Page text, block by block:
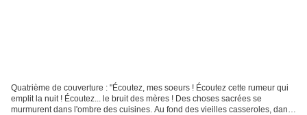
Quatrième de couverture : "Écoutez, mes soeurs ! Écoutez cette rumeur qui
emplit la nuit ! Écoutez... le bruit des mères ! Des choses sacrées se
murmurent dans l'ombre des cuisines. Au fond des vieilles casseroles, dans